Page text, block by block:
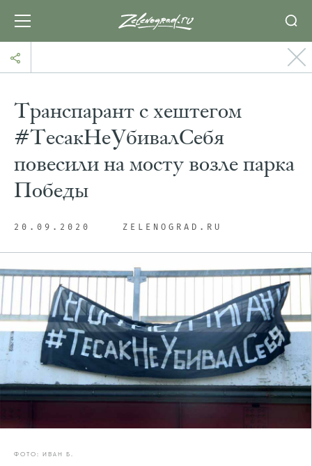
Транспарант с хештегом
#ТесакНеУбивалСебя
повесили на мосту возле парка
Победы
20.09.2020 ZELENOGRAD.RU
ФОТО: ИВАН Б.